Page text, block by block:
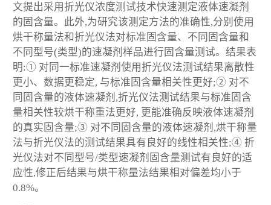
文提出采用折光仪浓度测试技术快速测定液体速凝剂
的固含量。此外,为研究该测定方法的准确性,分别使用
烘干称量法和折光仪法对标准固含量、不同固含量和
不同型号(类型)的速凝剂样品进行固含量测试。结果表
明:① 对同一标准速凝剂使用折光仪法测试结果离散性
更小、数据更稳定, 与标准固含量相关性更好;② 对不
同固含量的液体速凝剂,折光仪法测试结果与标准固含
量相关性较烘干称重法更好, 更能准确反映液体速凝剂
的真实固含量;③ 对不同固含量的液体速凝剂,烘干称量
法与折光仪法的测试结果具有良好的线性相关性;④ 折
光仪法对不同型号/类型速凝剂固含量测试有良好的适
应性,修正后结果与烘干称量法结果相对偏差均小于
0.8%。